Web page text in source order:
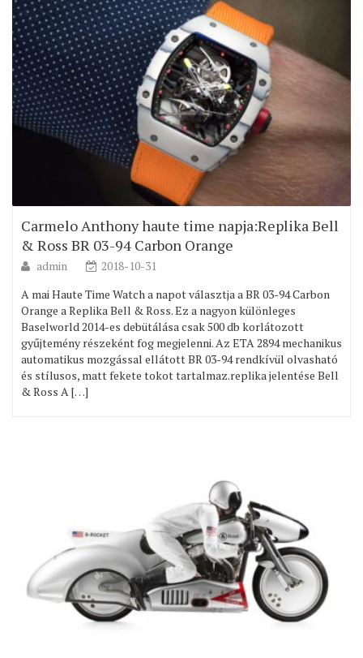
Carmelo Anthony haute time napja:Replika Bell
& Ross BR 03-94 Carbon Orange
admin
2018-10-31
A mai Haute Time Watch a napot választja a BR 03-94 Carbon
Orange a Replika Bell & Ross. Ez a nagyon különleges
Baselworld 2014-es debütálása csak 500 db korlátozott
gyűjtemény részeként fog megjelenni. Az ETA 2894 mechanikus
automatikus mozgással ellátott BR 03-94 rendkívül olvasható
és stílusos, matt fekete tokot tartalmaz.replika jelentése Bell
& Ross A […]